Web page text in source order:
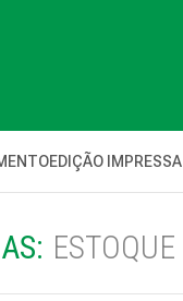
EDIÇÃO IMPRESSA
ESTOQUE